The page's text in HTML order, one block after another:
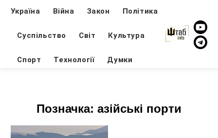
Україна Війна Закон Політика
Суспільство Світ Культура
Спорт Технології Думки
Позначка: азійські порти